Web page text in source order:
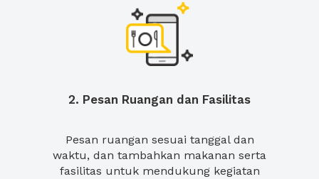
2. Pesan Ruangan dan Fasilitas
Pesan ruangan sesuai tanggal dan
waktu, dan tambahkan makanan serta
fasilitas untuk mendukung kegiatan